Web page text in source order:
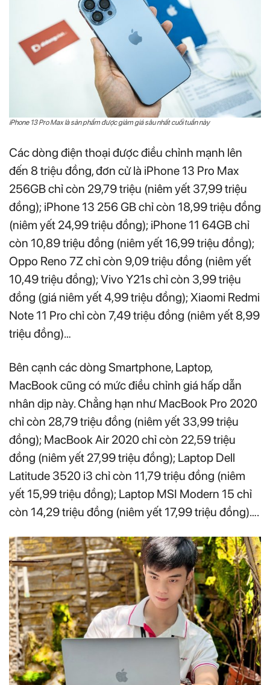
iPhone 13 Pro Max là sản phẩm được giảm giá sâu nhất cuối tuần này
Các dòng điện thoại được điều chỉnh mạnh lên
đến 8 triệu đồng, đơn cử là iPhone 13 Pro Max
256GB chỉ còn 29,79 triệu (niêm yết 37,99 triệu
đồng); iPhone 13 256 GB chỉ còn 18,99 triệu đồng
(niêm yết 24,99 triệu đồng); iPhone 11 64GB chỉ
còn 10,89 triệu đồng (niêm yết 16,99 triệu đồng);
Oppo Reno 7Z chỉ còn 9,09 triệu đồng (niêm yết
10,49 triệu đồng); Vivo Y21s chỉ còn 3,99 triệu
đồng (giá niêm yết 4,99 triệu đồng); Xiaomi Redmi
Note 11 Pro chỉ còn 7,49 triệu đồng (niêm yết 8,99
triệu đồng)…
Bên cạnh các dòng Smartphone, Laptop,
MacBook cũng có mức điều chỉnh giá hấp dẫn
nhân dịp này. Chẳng hạn như MacBook Pro 2020
chỉ còn 28,79 triệu đồng (niêm yết 33,99 triệu
đồng); MacBook Air 2020 chỉ còn 22,59 triệu
đồng (niêm yết 27,99 triệu đồng); Laptop Dell
Latitude 3520 i3 chỉ còn 11,79 triệu đồng (niêm
yết 15,99 triệu đồng); Laptop MSI Modern 15 chỉ
còn 14,29 triệu đồng (niêm yết 17,99 triệu đồng)….